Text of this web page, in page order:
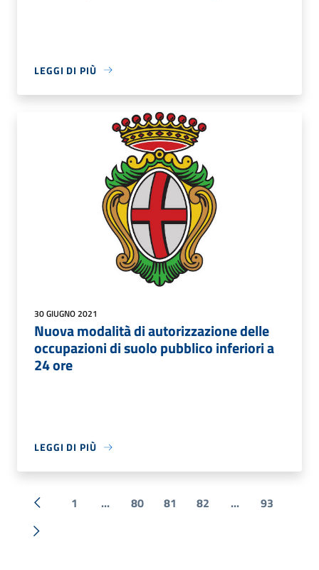
LEGGI DI PIÙ
30 GIUGNO 2021
Nuova modalità di autorizzazione delle
occupazioni di suolo pubblico inferiori a
24 ore
LEGGI DI PIÙ
« Precedente
1 ... 80 81 82 ... 93
Successiva »